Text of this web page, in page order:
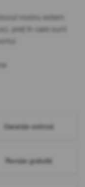
nostru extern.
preț în care sunt
Garanție extinsă
Revizie gratuită